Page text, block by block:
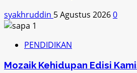
syakhruddin 5 Agustus 20260
PENDIDIKAN
Mozaik Kehidupan Edisi